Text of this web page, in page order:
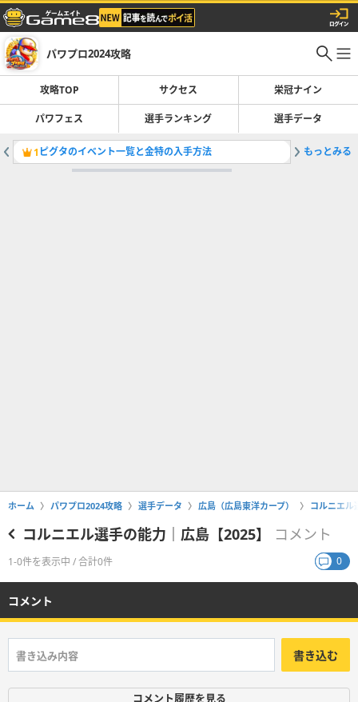
パワプロ2024攻略
攻略TOP サクセス 栄冠ナイン
パワフェス 選手ランキング 選手データ
1 ピグタのイベント一覧と金特の入手方法 2つゆは
もっとみる
ホーム パワプロ2024攻略 選手データ 広島（広島東洋カープ） コルニエル
コルニエル選手の能力｜広島【2025】 コメント
1-0件を表示中 / 合計0件 0
コメント
書き込む
コメント履歴を見る